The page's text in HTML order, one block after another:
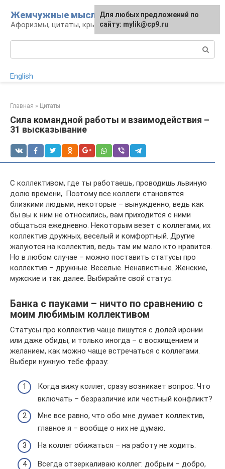
контенту
Жемчужные мысли
Афоризмы, цитаты, крылатые фразы
English
Главная » Цитаты
Сила командной работы и взаимодействия –
31 высказывание
С коллективом, где ты работаешь, проводишь львиную
долю времени,. Поэтому все коллеги становятся
близкими людьми, некоторые – вынужденно, ведь как
бы вы к ним не относились, вам приходится с ними
общаться ежедневно. Некоторым везет с коллегами, их
коллектив дружных, веселый и комфортный. Другие
жалуются на коллектив, ведь там им мало кто нравится.
Но в любом случае – можно поставить статусы про
коллектив – дружные. Веселые. Ненавистные. Женские,
мужские и так далее. Выбирайте свой статус.
Банка с пауками – ничто по сравнению с
моим любимым коллективом
Статусы про коллектив чаще пишутся с долей иронии
или даже обиды, и только иногда – с восхищением и
желанием, как можно чаще встречаться с коллегами.
Выбери нужную тебе фразу:
Когда вижу коллег, сразу возникает вопрос: Что
включать – безразличие или честный конфликт?
Мне все равно, что обо мне думает коллектив,
главное я – вообще о них не думаю.
На коллег обижаться – на работу не ходить.
Всегда отзеркаливаю коллег: добрым – добро,
Для любых предложений по
сайту: mylik@cp9.ru